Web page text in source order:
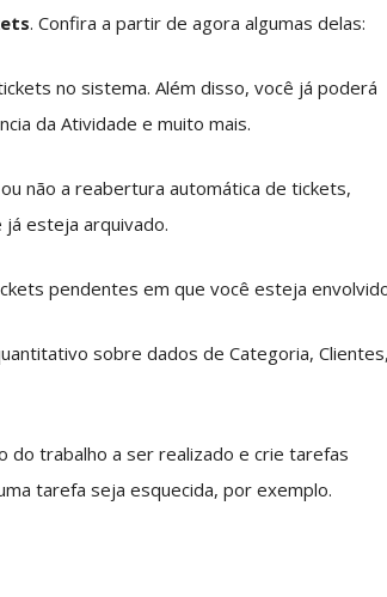
. Confira a partir de agora algumas delas:
no sistema. Além disso, você já poderá
da Atividade e muito mais.
não a reabertura automática de tickets,
já esteja arquivado.
pendentes em que você esteja
sobre dados de Categoria, Clientes,
do trabalho a ser realizado e crie tarefas
tarefa seja esquecida, por exemplo.